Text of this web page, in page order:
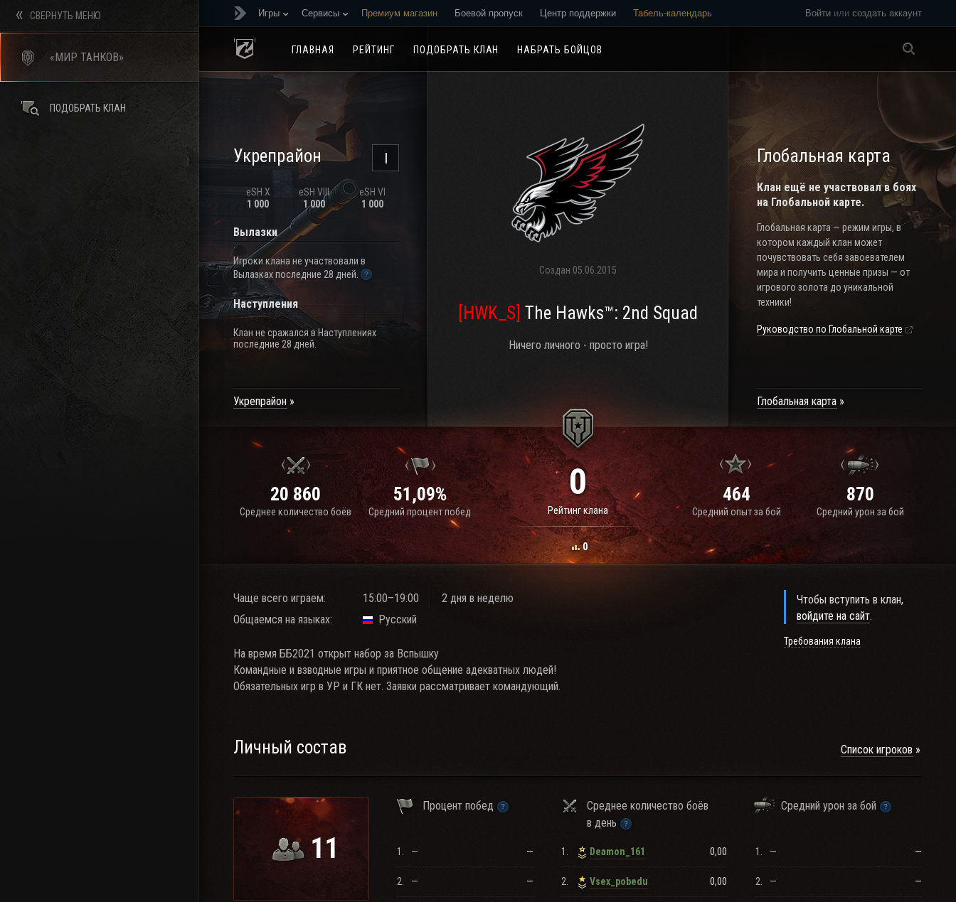
Войти или создать аккаунт
Игры Сервисы Премиум магазин Боевой пропуск Центр поддержки Табель-календарь
ГЛАВНАЯ РЕЙТИНГ ПОДОБРАТЬ КЛАН НАБРАТЬ БОЙЦОВ
I
Укрепрайон
eSH X
1 000
eSH VIII
1 000
eSH VI
1 000
Вылазки
Игроки клана не участвовали в
Вылазках последние 28 дней.
Наступления
Клан не сражался в Наступлениях
последние 28 дней.
Укрепрайон
Создан 05.06.2015
[HWK_S] The Hawks™: 2nd Squad
Ничего личного - просто игра!
Глобальная карта
Клан ещё не участвовал в боях
на Глобальной карте.
Глобальная карта — режим игры, в
котором каждый клан может
почувствовать себя завоевателем
мира и получить ценные призы — от
игрового золота до уникальной
техники!
Руководство по Глобальной карте
Глобальная карта
20 860
Среднее количество боёв
51,09%
Средний процент побед
0
Рейтинг клана
0
464
Средний опыт за бой
870
Средний урон за бой
Чаще всего играем: 15:00–19:00
2 дня в неделю
Общаемся на языках:
Русский
На время ББ2021 открыт набор за Вспышку
Командные и взводные игры и приятное общение адекватных людей!
Обязательных игр в УР и ГК нет. Заявки рассматривает командующий.
Чтобы вступить в клан,
войдите на сайт.
Требования клана
Личный состав Список игроков
11
Процент побед
Среднее количество боёв
в день
Средний урон за бой
1. — —
2. — —
1. Deamon_161 0,00
2. Vsex_pobedu 0,00
1. — —
2. — —
СВЕРНУТЬ МЕНЮ
«МИР ТАНКОВ»
ПОДОБРАТЬ КЛАН